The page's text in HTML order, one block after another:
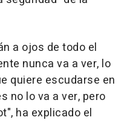
a ojos de todo el
nunca va a ver, lo
quiere escudarse en
no lo va a ver, pero
ha explicado el